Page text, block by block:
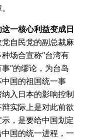
一核心利益变成日
党自民党的副总裁麻
场合宣称“台湾有
”的缪论，为台岛
国的祖国统一事
入日本的影响控制
实际上是对此前欲
，是要给中国划定
国的统一进程，一